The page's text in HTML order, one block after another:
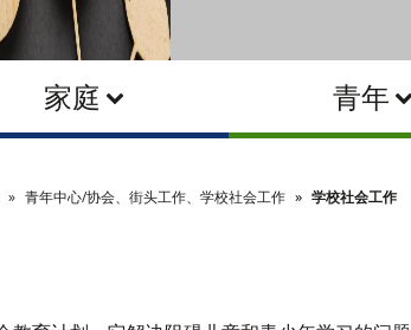
家庭 青年
青年中心/协会、街头工作、学校社会工作 学校社会工作